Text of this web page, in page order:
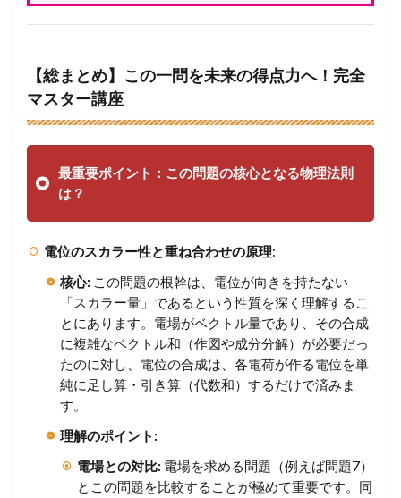
【総まとめ】この一問を未来の得点力へ！完全
マスター講座
最重要ポイント：この問題の核心となる物理法則
は？
電位のスカラー性と重ね合わせの原理:
核心: この問題の根幹は、電位が向きを持たない
「スカラー量」であるという性質を深く理解するこ
とにあります。電場がベクトル量であり、その合成
に複雑なベクトル和（作図や成分分解）が必要だっ
たのに対し、電位の合成は、各電荷が作る電位を単
純に足し算・引き算（代数和）するだけで済みま
す。
理解のポイント:
電場との対比: 電場を求める問題（例えば問題7）
とこの問題を比較することが極めて重要です。同